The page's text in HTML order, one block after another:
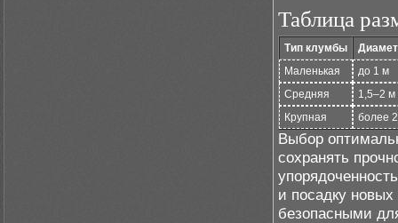
Таблица
Тип клумбы
Маленькая
до 1 м
Средняя
1,5–2 м
Крупная
более
Выбор
сохранять
и посадку
безопасными